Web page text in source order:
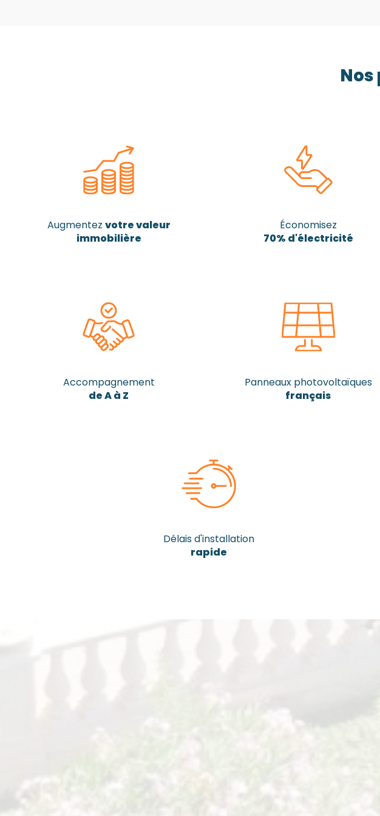
Augmentez votre valeur
immobilière
Économisez
70% d'électricité
Accompagnement
de A à Z
Panneaux photovoltaïques
français
Délais d'installation
rapide